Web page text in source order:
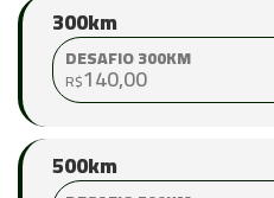
300km
DESAFIO 300KM
R$140,00
500km